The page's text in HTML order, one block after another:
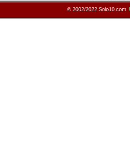
© 2002/2022 Solo10.com